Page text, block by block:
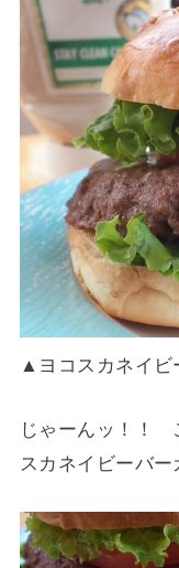
▲ヨコスカネイビ
じゃーんッ！！
スカネイビーバー